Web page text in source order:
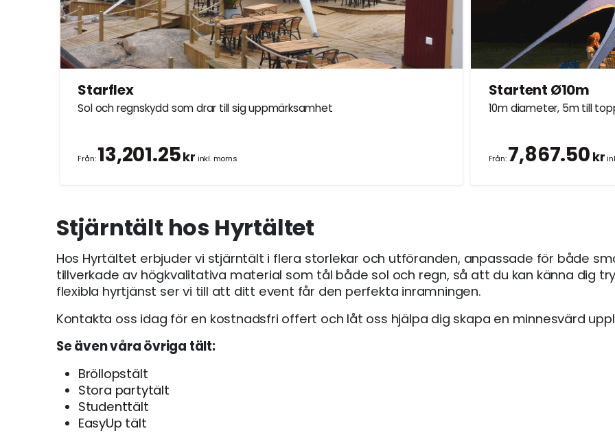
Starflex
Sol och regnskydd som drar till sig uppmärksamhet
Från:13,201.25kr inkl. moms
Startent Ø10m
10m diameter, 5m till
Från:7,867.50 kr
Stjärntält hos Hyrtältet
Hos Hyrtältet erbjuder vi stjärntält i flera storlekar och utföranden, anpassade för både
tillverkade av högkvalitativa material som tål både sol och regn, så att du kan känna dig
flexibla hyrtjänst ser vi till att ditt event får den perfekta inramningen.
Kontakta oss idag för en kostnadsfri offert och låt oss hjälpa dig skapa en minnesvärd
Se även våra övriga tält:
Bröllopstält
Stora partytält
Studenttält
EasyUp tält